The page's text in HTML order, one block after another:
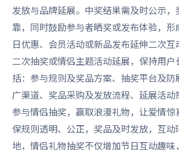
发放与品牌延展。中奖结果需及时公示
靠，同时鼓励参与者晒奖或发布体验，
日优惠、会员活动或新品发布延伸二次互
二次抽奖或情侣主题活动延展，保持用
括：参与规则及奖品方案、抽奖平台及
广渠道、奖品采购及发放流程、延展活动
参与情侣抽奖，赢取浪漫礼物，让爱情
保规则透明、公正，奖品及时发放，互
地，情侣礼物抽奖不仅增加节日互动趣